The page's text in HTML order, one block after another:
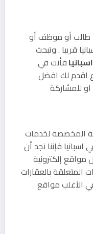
طالب أو موظف أو
قريبا . وتبحث
فأنت في
اقدم لك افضل
للمشاركة
المخصصة لخدمات
فإننا نجد أن
إلكترونية
بالعقارات
الأغلب مواقع